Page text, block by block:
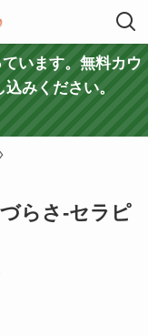
います。無料カウ
みください。
らさ-セラピ